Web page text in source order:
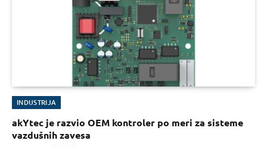
INDUSTRIJA
akYtec je razvio OEM kontroler po meri za sisteme
vazdušnih zavesa